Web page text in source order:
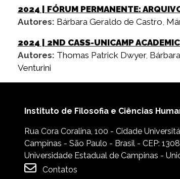
2024 | FÓRUM PERMANENTE:
Autores: Bárbara Geraldo de Castro,
2024 | 2ND CASS-UNICAMP
Autores: Thomas Patrick Dwyer,
Venturini
Instituto de Filosofia e Ciências
Rua Cora Coralina, 100 - Cidade
Campinas - São Paulo - Brasil - CEP:
Universidade Estadual de Campinas -
Contatos